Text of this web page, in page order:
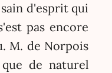
d'esprit qui
pas encore
M. de Norpois
de naturel